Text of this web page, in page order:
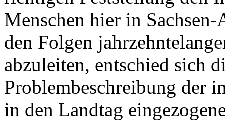
Menschen hier in
den Folgen
abzuleiten, entschied sich
Problembeschreibung der
in den Landtag